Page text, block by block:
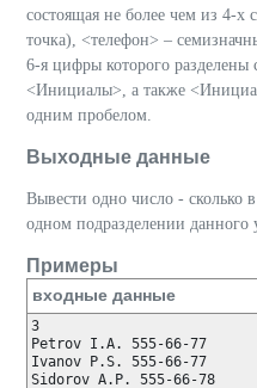
состоящая не более чем из 4-х
точка), <телефон> –
6-я цифры которого
<Инициалы>, а также
одним пробелом.
Выходные данные
Вывести одно число - сколько
одном подразделении данного
Примеры
входные данные
3
Petrov I.A. 555-66-77
Ivanov P.S. 555-66-77